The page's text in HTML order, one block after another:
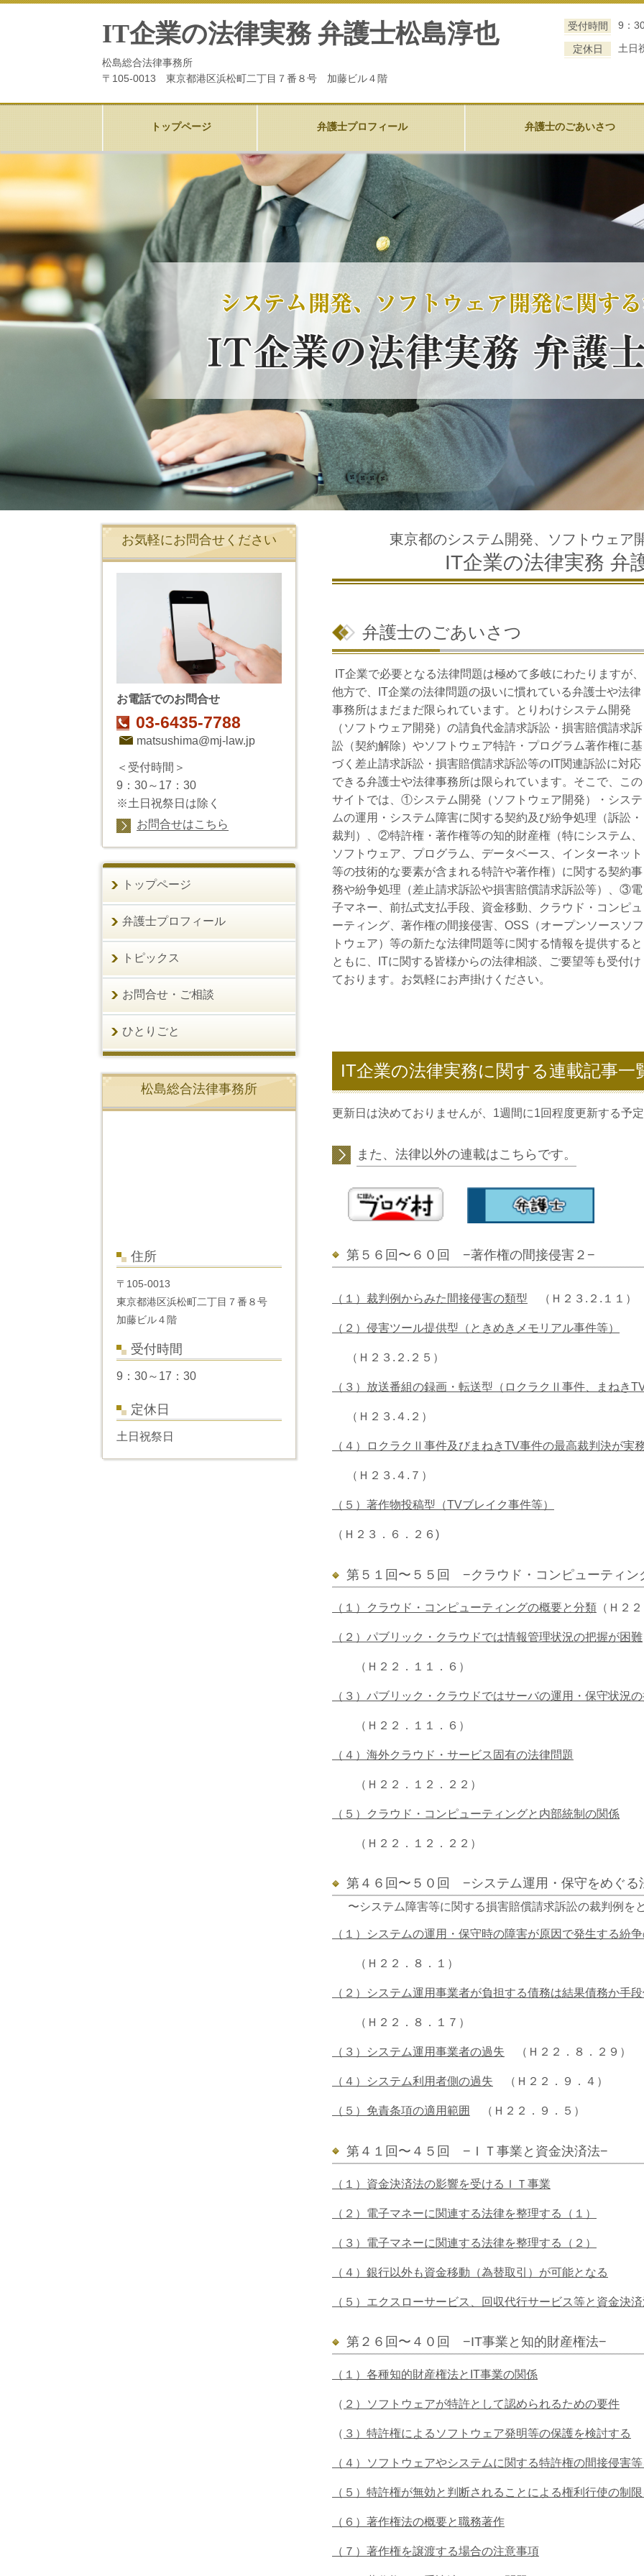
IT企業の法律実務 弁護士松島淳也
松島総合法律事務所
〒105-0013 東京都港区浜松町二丁目７番８号 加藤ビル４階
受付時間 9：
定休日 土日
トップページ 弁護士プロフィール 弁護士のごあいさつ
東京都のシステム開発、ソフトウェア
IT企業の法律実務 弁
弁護士のごあいさつ
IT企業で必要となる法律問題は極めて多岐にわたりますが、
他方で、IT企業の法律問題の扱いに慣れている弁護士や法律
事務所はまだまだ限られています。とりわけシステム開発
（ソフトウェア開発）の請負代金請求訴訟・損害賠償請求訴
訟（契約解除）やソフトウェア特許・プログラム著作権に基
づく差止請求訴訟・損害賠償請求訴訟等のIT関連訴訟に対応
できる弁護士や法律事務所は限られています。 そこで、この
サイトでは、①システム開発（ソフトウェア開発）・システ
ムの運用・システム障害に関する契約及び紛争処理（訴訟・
裁判）、②特許権・著作権等の知的財産権（特にシステム、
ソフトウェア、プログラム、データベース、インターネット
等の技術的な要素が含まれる特許や著作権）に関する契約事
務や紛争処理（差止請求訴訟や損害賠償請求訴訟等）、③電
子マネー、前払式支払手段、資金移動、クラウド・コンピュ
ーティング、著作権の間接侵害、OSS（オープンソースソフ
トウェア）等の新たな法律問題等に関する情報を提供すると
ともに、ITに関する皆様からの法律相談、ご要望等も受付け
ております。お気軽にお声掛けください。
IT企業の法律実務に関する連載記事一
更新日は決めておりませんが、1週間に1回程度更新する予定
また、法律以外の連載はこちらです。
第５６回〜６０回 −著作権の間接侵害２−
（１）裁判例からみた間接侵害の類型 （Ｈ２３.２.１１）
（ ２）侵害ツール提供型（ときめきメモリアル事件等）
（Ｈ２３.２.２５）
（３）放送番組の録画・転送型（ロクラクⅡ事件、まねきTV
（Ｈ２３.４.２）
（４）ロクラクⅡ事件及びまねきTV事件の最高裁判決が実
（Ｈ２３.４.７）
（５）著作物投稿型（TVブレイク事件等）
（Ｈ２３．６．２６)
第５１回〜５５回 −クラウド・コンピューティン
（１）クラウド・コンピューティングの概要と分類 （Ｈ２
（２）パブリック・クラウドでは情報管理状況の把握が困難
（Ｈ２２．１１．６）
（３）パブリック・クラウドではサーバの運用・保守状況
（Ｈ２２．１１．６）
（４）海外クラウド・サービス固有の法律問題
（Ｈ２２．１２．２２）
（５）クラウド・コンピューティングと内部統制の関係
（Ｈ２２．１２．２２）
第４６回〜５０回 −システム運用・保守をめぐる
〜システム障害等に関する損害賠償請求訴訟の裁判例を
（１）システムの運用・保守時の障害が原因で発生する紛
（Ｈ２２．８．１）
（２）システム運用事業者が負担する債務は結果債務か手
（Ｈ２２．８．１７）
（３）システム運用事業者の過失 （Ｈ２２．８．２９）
（４）システム利用者側の過失 （Ｈ２２．９．４）
（５）免責条項の適用範囲 （Ｈ２２．９．５）
第４１回〜４５回 −ＩＴ事業と資金決済法−
（１）資金決済法の影響を受けるＩＴ事業
（２）電子マネーに関連する法律を整理する（１）
（３）電子マネーに関連する法律を整理する（２）
（４）銀行以外も資金移動（為替取引）が可能となる
（５）エクスローサービス、回収代行サービス等と資金決
第２６回〜４０回 −IT事業と知的財産権法−
（１）各種知的財産権法とIT事業の関係
（ ２）ソフトウェアが特許として認められるための要件
（ ３）特許権によるソフトウェア発明等の保護を検討する
（４）ソフトウェアやシステムに関する特許権の間接侵害
（５）特許権が無効と判断されることによる権利行使の制
（６）著作権法の概要と職務著作
（７）著作権を譲渡する場合の注意事項
お気軽にお問合せください
お電話でのお問合せ
03-6435-7788
matsushima@mj-law.jp
＜受付時間＞
9：30～17：30
※土日祝祭日は除く
お問合せはこちら
トップページ
弁護士プロフィール
トピックス
お問合せ・ご相談
ひとりごと
松島総合法律事務所
住所
〒105-0013
東京都港区浜松町二丁目７番８号
加藤ビル４階
受付時間
9：30～17：30
定休日
土日祝祭日